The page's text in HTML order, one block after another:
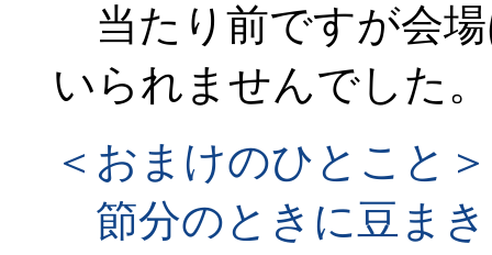
当たり前ですが会
いられませんでした。
＜おまけのひとこと＞
節分のときに豆ま